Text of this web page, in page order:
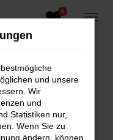
0
ERROR
und unsere
Wir
und
Statistiken nur,
Wenn Sie zu
ändern, können